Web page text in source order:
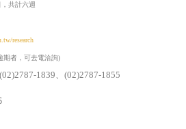
共計六週
research
期者，可去電洽詢)
(02)2787-1839、 (02)2787-1855